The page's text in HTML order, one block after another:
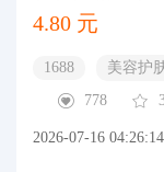
4.80 元
1688 美容护
778
2026-07-16 04:26:14